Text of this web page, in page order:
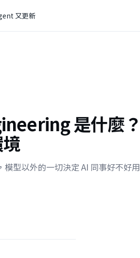
又更新
是什麼？
型以外的一切決定 AI 同事好不好用